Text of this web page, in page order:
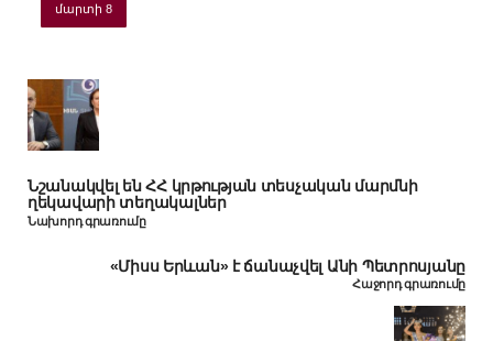
մարտի 8
Նշանակվել են ՀՀ կրթության տեսչական մարմնի
ղեկավարի տեղակալներ
Նախորդ գրառումը
«Միսս Երևան» է ճանաչվել Անի Պետրոսյանը
Հաջորդ գրառումը